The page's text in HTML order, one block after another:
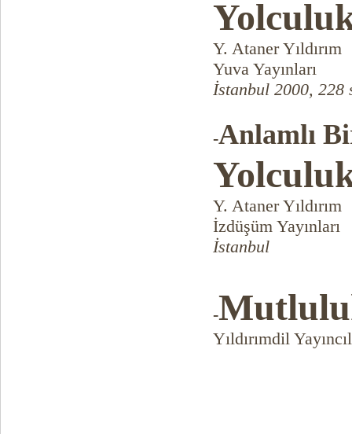
Y. Ataner Yıldırım
Yuva Yayınları
İstanbul 2000, 228
-Anlamlı
Y. Ataner Yıldırım
İzdüşüm Yayınları
İstanbul
-
Yıldırımdil